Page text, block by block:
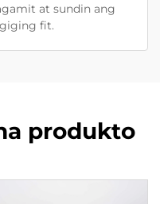
at sundin ang
fit.
produkto